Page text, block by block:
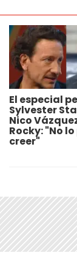
El especial
Sylvester
Nico
Rocky: "No
creer"